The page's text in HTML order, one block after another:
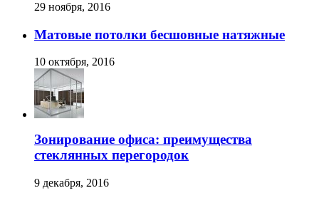
29 ноября, 2016
Матовые потолки бесшовные натяжные
10 октября, 2016
Зонирование офиса: преимущества
стеклянных перегородок
9 декабря, 2016